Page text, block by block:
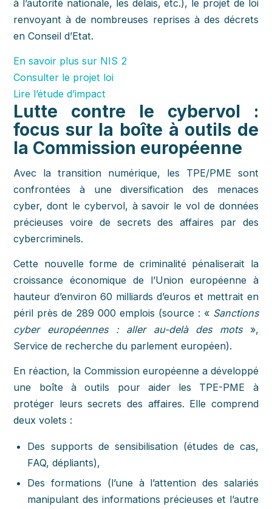
à l’autorité nationale, les délais, etc.), le projet de loi
renvoyant à de nombreuses reprises à des décrets
en Conseil d’Etat.
En savoir plus sur NIS 2
Consulter le projet loi
Lire l’étude d’impact
Lutte contre le cybervol :
focus sur la boîte à outils de
la Commission européenne
Avec la transition numérique, les TPE/PME sont
confrontées à une diversification des menaces
cyber, dont le cybervol, à savoir le vol de données
précieuses voire de secrets des affaires par des
cybercriminels.
Cette nouvelle forme de criminalité pénaliserait la
croissance économique de l’Union européenne à
hauteur d’environ 60 milliards d’euros et mettrait en
péril près de 289 000 emplois (source : « Sanctions
cyber européennes : aller au-delà des mots»,
Service de recherche du parlement européen).
En réaction, la Commission européenne a développé
une boîte à outils pour aider les TPE-PME à
protéger leurs secrets des affaires. Elle comprend
deux volets :
Des supports de sensibilisation (études de cas,
FAQ, dépliants),
Des formations (l’une à l’attention des salariés
manipulant des informations précieuses et l’autre